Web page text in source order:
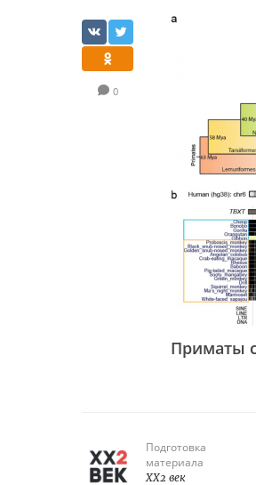
0
Приматы
Подготовка
материала
XX2 век